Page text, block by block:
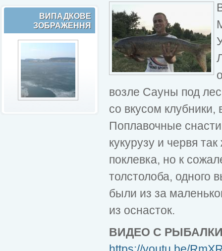
ВИПАДКОВЕ
ЗОБРАЖЕННЯ
возле Сауны под
со вкусом
Поплавочные
кукурузу и червя
поклевка, но к
толстолоба, одного
были из за
из оснасток.
ВИДЕО С